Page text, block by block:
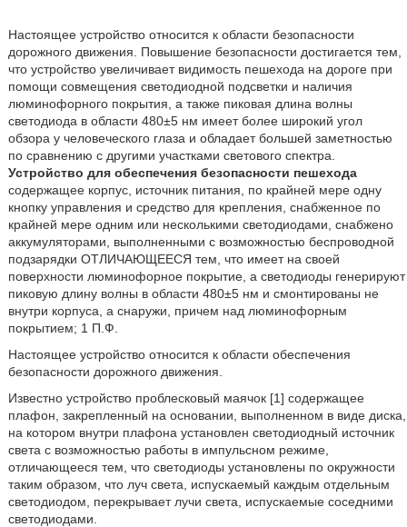
Настоящее устройство относится к области безопасности
дорожного движения. Повышение безопасности достигается тем,
что устройство увеличивает видимость пешехода на дороге при
помощи совмещения светодиодной подсветки и наличия
люминофорного покрытия, а также пиковая длина волны
светодиода в области 480±5 нм имеет более широкий угол
обзора у человеческого глаза и обладает большей заметностью
по сравнению с другими участками светового спектра.
Устройство для обеспечения безопасности пешехода
содержащее корпус, источник питания, по крайней мере одну
кнопку управления и средство для крепления, снабженное по
крайней мере одним или несколькими светодиодами, снабжено
аккумуляторами, выполненными с возможностью беспроводной
подзарядки ОТЛИЧАЮЩЕЕСЯ тем, что имеет на своей
поверхности люминофорное покрытие, а светодиоды генерируют
пиковую длину волны в области 480±5 нм и смонтированы не
внутри корпуса, а снаружи, причем над люминофорным
покрытием; 1 П.Ф.
Настоящее устройство относится к области обеспечения
безопасности дорожного движения.
Известно устройство проблесковый маячок [1] содержащее
плафон, закрепленный на основании, выполненном в виде диска,
на котором внутри плафона установлен светодиодный источник
света с возможностью работы в импульсном режиме,
отличающееся тем, что светодиоды установлены по окружности
таким образом, что луч света, испускаемый каждым отдельным
светодиодом, перекрывает лучи света, испускаемые соседними
светодиодами.